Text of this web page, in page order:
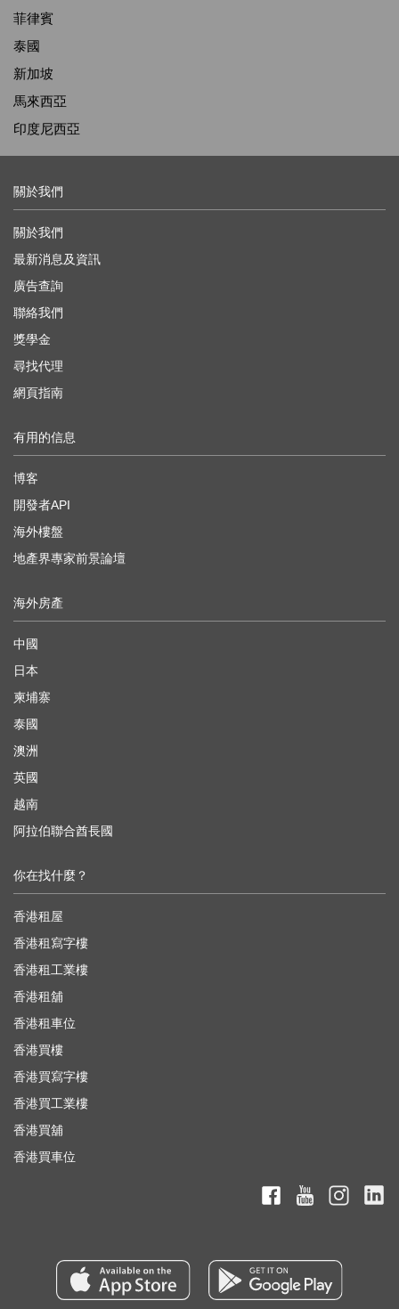
菲律賓
泰國
新加坡
馬來西亞
印度尼西亞
關於我們
關於我們
最新消息及資訊
廣告查詢
聯絡我們
獎學金
尋找代理
網頁指南
有用的信息
博客
開發者API
海外樓盤
地產界專家前景論壇
海外房產
中國
日本
柬埔寨
泰國
澳洲
英國
越南
阿拉伯聯合酋長國
你在找什麼？
香港租屋
香港租寫字樓
香港租工業樓
香港租舖
香港租車位
香港買樓
香港買寫字樓
香港買工業樓
香港買舖
香港買車位